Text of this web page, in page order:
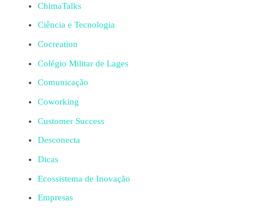
ChimaTalks
Ciência e Tecnologia
Cocreation
Colégio Militar de Lages
Comunicação
Coworking
Customer Success
Desconecta
Dicas
Ecossistema de Inovação
Empresas